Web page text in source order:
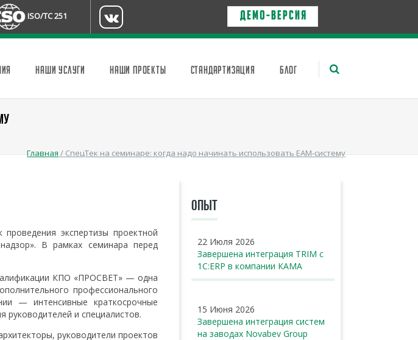
ISO/TC 251 Д Е М О - в е р с и я
НАШИ УСЛУГИ НАШИ ПРОЕКТЫ СТАНДАРТИЗАЦИЯ БЛОГ
Главная/СпецТек на семинаре: когда надо начинать использовать EAM-систему
экспертизы проектной
В рамках семинара перед
КПО «ПРОСВЕТ» — одна
профессионального
— интенсивные краткосрочные
руководителей и специалистов.
руководители проектов
ОПЫТ
22 Июля 2026
Завершена интеграция TRIM с
1С:ERP в компании КАМА
15 Июня 2026
Завершена интеграция систем
на заводах Novabev Group